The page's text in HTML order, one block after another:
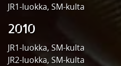
JR1-luokka, SM-kulta
2010
JR1-luokka, SM-kulta
JR2-luokka, SM-kulta